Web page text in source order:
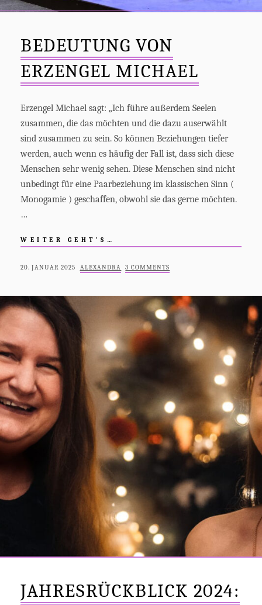
BEDEUTUNG VON
ERZENGEL MICHAEL
Erzengel Michael sagt: „Ich führe außerdem Seelen
zusammen, die das möchten und die dazu auserwählt
sind zusammen zu sein. So können Beziehungen tiefer
werden, auch wenn es häufig der Fall ist, dass sich diese
Menschen sehr wenig sehen. Diese Menschen sind nicht
unbedingt für eine Paarbeziehung im klassischen Sinn (
Monogamie ) geschaffen, obwohl sie das gerne möchten.
…
WEITER GEHT’S…
MICHAEL
POSTED
20. JANUAR 2025 BY
ALEXANDRA 3 COMMENTS
JAHRESRÜCKBLICK 2024: